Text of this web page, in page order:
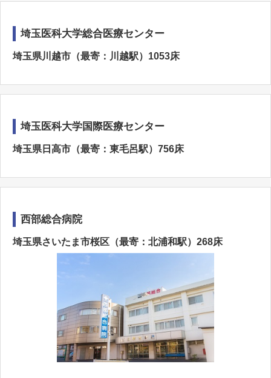
埼玉医科大学総合医療センター
埼玉県川越市（最寄：川越駅）1053床
埼玉医科大学国際医療センター
埼玉県日高市（最寄：東毛呂駅）756床
西部総合病院
埼玉県さいたま市桜区（最寄：北浦和駅）268床